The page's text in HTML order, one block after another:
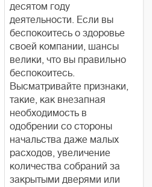
десятом году
деятельности. Если вы
беспокоитесь о здоровье
своей компании, шансы
велики, что вы правильно
беспокоитесь.
Высматривайте признаки,
такие, как внезапная
необходимость в
одобрении со стороны
начальства даже малых
расходов, увеличение
количества собраний за
закрытыми дверями или